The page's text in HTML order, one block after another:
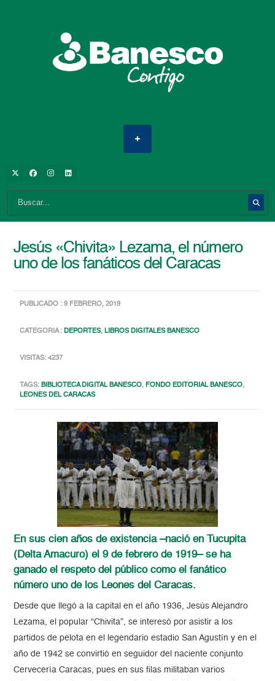
Jesús «Chivita» Lezama, el número
uno de los fanáticos del Caracas
PUBLICADO : 9 FEBRERO, 2019
CATEGORIA :DEPORTES,LIBROS DIGITALES BANESCO
VISITAS: 4237
TAGS:BIBLIOTECA DIGITAL BANESCO, FONDO EDITORIAL BANESCO,
LEONES DEL CARACAS
En sus cien años de existencia –nació en Tucupita
(Delta Amacuro) el 9 de febrero de 1919– se ha
ganado el respeto del público como el fanático
número uno de los Leones del Caracas.
Desde que llegó a la capital en el año 1936, Jesús Alejandro
Lezama, el popular “Chivita”, se interesó por asistir a los
partidos de pelota en el legendario estadio San Agustín y en el
año de 1942 se convirtió en seguidor del naciente conjunto
Cervecería Caracas, pues en sus filas militaban varios